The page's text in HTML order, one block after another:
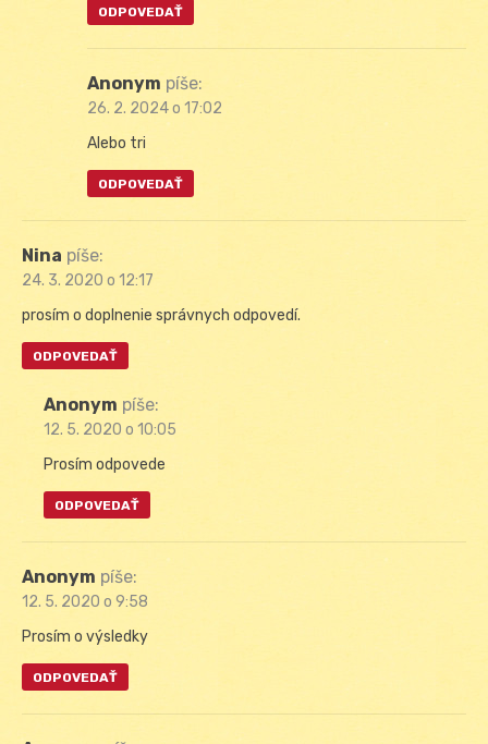
ODPOVEDAŤ
Anonym píše:
26. 2. 2024 o 17:02
Alebo tri
ODPOVEDAŤ
Nina píše:
24. 3. 2020 o 12:17
prosím o doplnenie správnych odpovedí.
ODPOVEDAŤ
Anonym píše:
12. 5. 2020 o 10:05
Prosím odpovede
ODPOVEDAŤ
Anonym píše:
12. 5. 2020 o 9:58
Prosím o výsledky
ODPOVEDAŤ